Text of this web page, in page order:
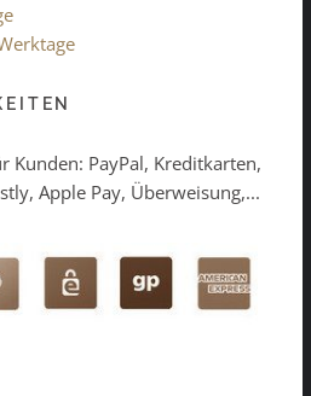
Kunden: PayPal, Kreditkarten,
Apple Pay, Überweisung,...